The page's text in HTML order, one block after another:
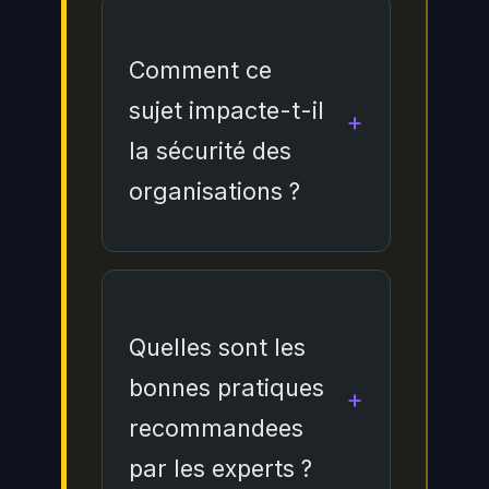
Comment ce
sujet impacte-t-il
la sécurité des
organisations ?
Ce sujet a unimpact
des organisations car il
de la protection des
systèmes d'information.
Les entreprises doivent
Quelles sont les
bonnes pratiques
recommandees
par les experts ?